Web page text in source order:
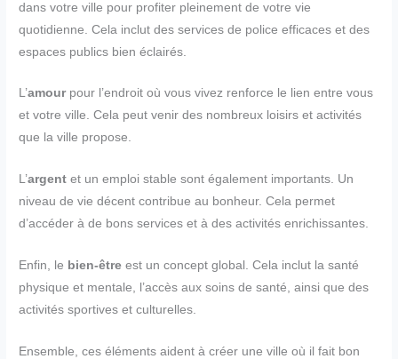
dans votre ville pour profiter pleinement de votre vie
quotidienne. Cela inclut des services de police efficaces et des
espaces publics bien éclairés.
L’amourpour l’endroit où vous vivez renforce le lien entre vous
et votre ville. Cela peut venir des nombreux loisirs et activités
que la ville propose.
L’argent et un emploi stable sont également importants. Un
niveau de vie décent contribue au bonheur. Cela permet
d’accéder à de bons services et à des activités enrichissantes.
Enfin, le bien-être est un concept global. Cela inclut la santé
physique et mentale, l’accès aux soins de santé, ainsi que des
activités sportives et culturelles.
Ensemble, ces éléments aident à créer une ville où il fait bon